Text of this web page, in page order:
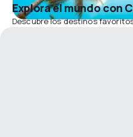
Explora el mundo con
Descubre los destinos